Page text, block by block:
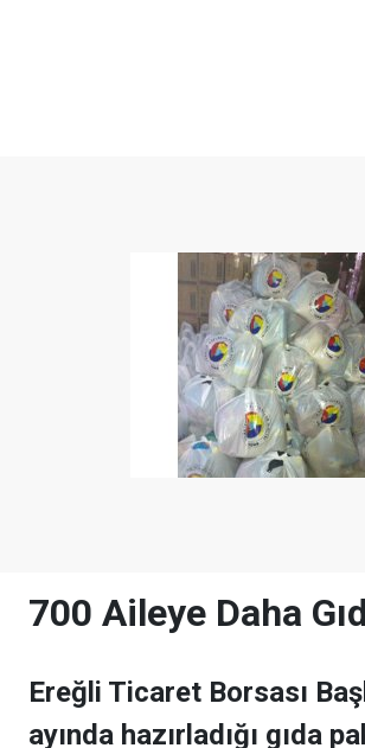
700 Aileye Daha
Ereğli Ticaret Borsası
ayında hazırladığı gıda